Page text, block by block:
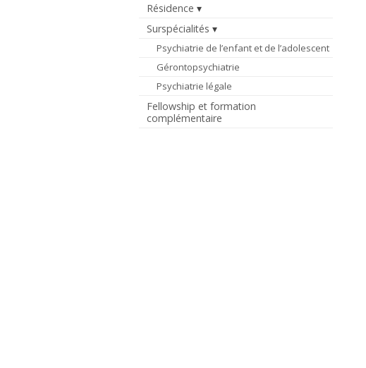
Résidence
Surspécialités
Psychiatrie de l’enfant et de l’adolescent
Gérontopsychiatrie
Psychiatrie légale
Fellowship et formation
complémentaire